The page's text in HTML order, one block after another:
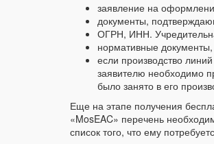
заявление на
документы,
ОГРН, ИНН.
нормативные
если производство
заявителю необходимо
было занято в его
Еще на этапе получения
«MosEAC» перечень
список того, что ему